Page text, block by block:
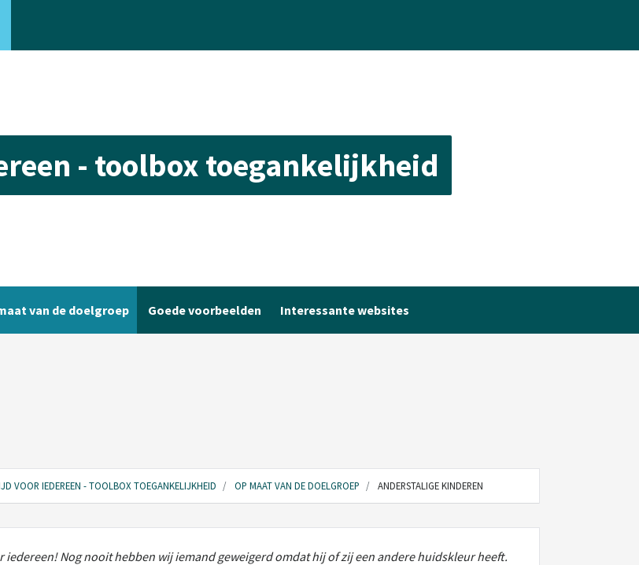
- toolbox toegankelijkheid
van de doelgroep Goede voorbeelden Interessante websites
VOOR IEDEREEN - TOOLBOX TOEGANKELIJKHEID OP MAAT VAN DE DOELGROEP ANDERSTALIGE KINDEREN
iedereen! Nog nooit hebben wij iemand geweigerd omdat hij of zij een andere huidskleur heeft.